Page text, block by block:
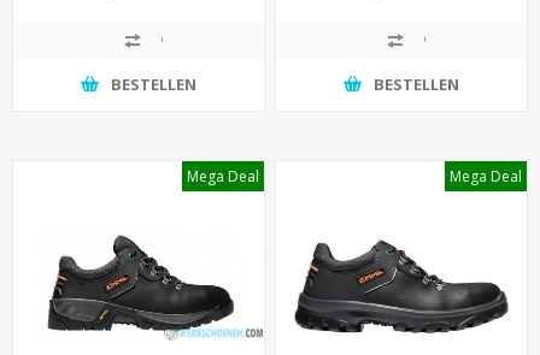
BESTELLEN BESTELLEN
Mega Deal Mega Deal